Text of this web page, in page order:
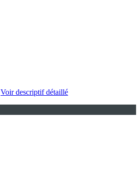
Voir descriptif détaillé